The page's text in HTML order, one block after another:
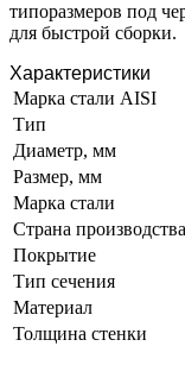
типоразмеров под
для быстрой сборки.
Характеристики
Марка стали AISI
Тип
Диаметр, мм
Размер, мм
Марка стали
Страна производства
Покрытие
Тип сечения
Материал
Толщина стенки